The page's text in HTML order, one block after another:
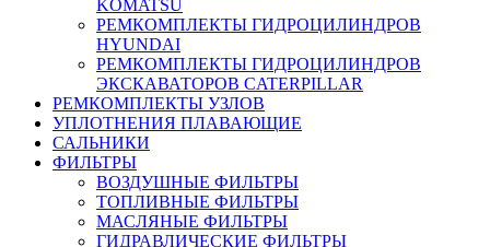
KOMATSU
РЕМКОМПЛЕКТЫ ГИДРОЦИЛИНДРОВ
HYUNDAI
РЕМКОМПЛЕКТЫ ГИДРОЦИЛИНДРОВ
ЭКСКАВАТОРОВ CATERPILLAR
РЕМКОМПЛЕКТЫ УЗЛОВ
УПЛОТНЕНИЯ ПЛАВАЮЩИЕ
САЛЬНИКИ
ФИЛЬТРЫ
ВОЗДУШНЫЕ ФИЛЬТРЫ
ТОПЛИВНЫЕ ФИЛЬТРЫ
МАСЛЯНЫЕ ФИЛЬТРЫ
ГИДРАВЛИЧЕСКИЕ ФИЛЬТРЫ